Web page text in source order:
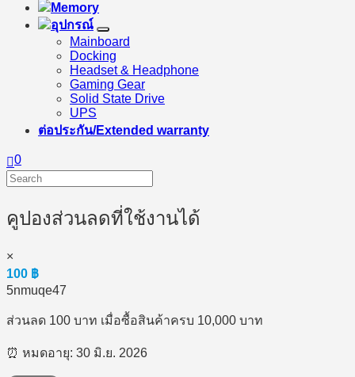
Memory
อุปกรณ์
Mainboard
Docking
Headset & Headphone
Gaming Gear
Solid State Drive
UPS
ต่อประกัน/Extended warranty
0
คูปองส่วนลดที่ใช้งานได้
×
100 ฿
5nmuqe47
ส่วนลด 100 บาท เมื่อซื้อสินค้าครบ 10,000 บาท
⏰ หมดอายุ: 30 มิ.ย. 2026